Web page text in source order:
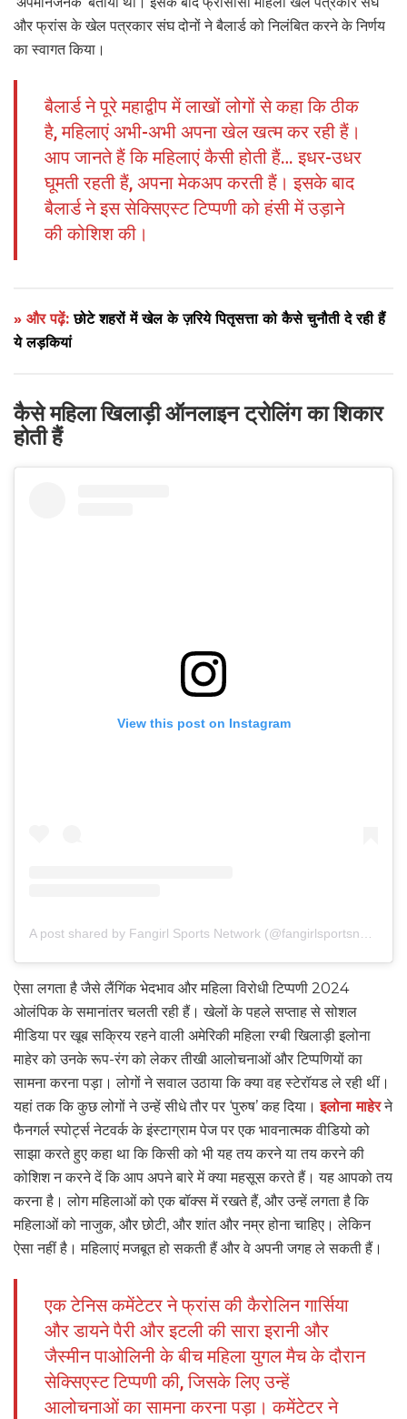
और फ्रांस के खेल पत्रकार संघ दोनों ने बैलार्ड को निलंबित करने के निर्णय
का स्वागत किया।
बैलार्ड ने पूरे महाद्वीप में लाखों लोगों से कहा कि ठीक
है, महिलाएं अभी-अभी अपना खेल खत्म कर रही हैं।
आप जानते हैं कि महिलाएं कैसी होती हैं… इधर-उधर
घूमती रहती हैं, अपना मेकअप करती हैं। इसके बाद
बैलार्ड ने इस सेक्सिएस्ट टिप्पणी को हंसी में उड़ाने
की कोशिश की।
» और पढ़ें:छोटे शहरों में खेल के ज़रिये पितृसत्ता को कैसे चुनौती दे रही हैं
ये लड़कियां
कैसे महिला खिलाड़ी ऑनलाइन ट्रोलिंग का शिकार
होती हैं
View this post on Instagram
ऐसा लगता है जैसे लैंगिंक भेदभाव और महिला विरोधी टिप्पणी 2024
ओलंपिक के समानांतर चलती रही हैं। खेलों के पहले सप्ताह से सोशल
मीडिया पर खूब सक्रिय रहने वाली अमेरिकी महिला रग्बी खिलाड़ी इलोना
माहेर को उनके रूप-रंग को लेकर तीखी आलोचनाओं और टिप्पणियों का
सामना करना पड़ा। लोगों ने सवाल उठाया कि क्या वह स्टेरॉयड ले रही थीं।
यहां तक कि कुछ लोगों ने उन्हें सीधे तौर पर ‘पुरुष’ कह दिया।इलोना माहेरने
फैनगर्ल स्पोर्ट्स नेटवर्क के इंस्टाग्राम पेज पर एक भावनात्मक वीडियो को
साझा करते हुए कहा था कि किसी को भी यह तय करने या तय करने की
कोशिश न करने दें कि आप अपने बारे में क्या महसूस करते हैं। यह आपको तय
करना है। लोग महिलाओं को एक बॉक्स में रखते हैं, और उन्हें लगता है कि
महिलाओं को नाजुक, और छोटी, और शांत और नम्र होना चाहिए। लेकिन
ऐसा नहीं है। महिलाएं मजबूत हो सकती हैं और वे अपनी जगह ले सकती हैं।
एक टेनिस कमेंटेटर ने फ्रांस की कैरोलिन गार्सिया
और डायने पैरी और इटली की सारा इरानी और
जैस्मीन पाओलिनी के बीच महिला युगल मैच के दौरान
सेक्सिएस्ट टिप्पणी की, जिसके लिए उन्हें
आलोचनाओं का सामना करना पड़ा। कमेंटेटर ने